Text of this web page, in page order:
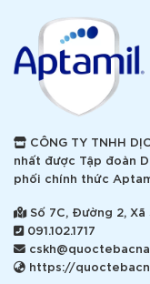
CÔNG TY TNHH
nhất được Tập đoàn
phối chính thức
Số 7C, Đường 2, Xã
091.102.1717
https://